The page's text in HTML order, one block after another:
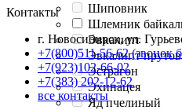
Шиповник
Шлемник
Эвкалипт
Эвкалипт
Эстрагон
Эхинацея
Яд пчелиный
Контакты
г. Новосибирск, ул.
+7(800)511-56-62 (звонок
+7(923)102-66-02
+7(383) 202-12-62
все контакты